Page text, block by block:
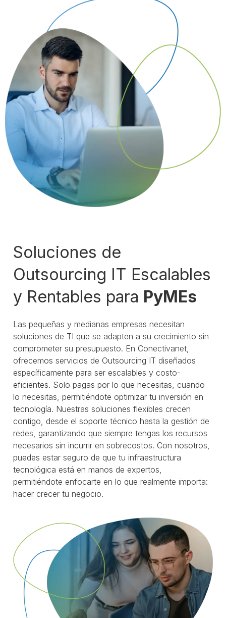
Soluciones de
Outsourcing IT Escalables
y Rentables para PyMEs
Las pequeñas y medianas empresas necesitan
soluciones de TI que se adapten a su crecimiento sin
comprometer su presupuesto. En Conectivanet,
ofrecemos servicios de Outsourcing IT diseñados
específicamente para ser escalables y costo-
eficientes. Solo pagas por lo que necesitas, cuando
lo necesitas, permitiéndote optimizar tu inversión en
tecnología. Nuestras soluciones flexibles crecen
contigo, desde el soporte técnico hasta la gestión de
redes, garantizando que siempre tengas los recursos
necesarios sin incurrir en sobrecostos. Con nosotros,
puedes estar seguro de que tu infraestructura
tecnológica está en manos de expertos,
permitiéndote enfocarte en lo que realmente importa:
hacer crecer tu negocio.